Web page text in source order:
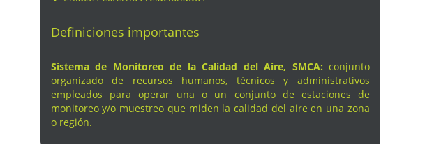
Definiciones importantes
Sistema de Monitoreo de la Calidad del Aire, SMCA: conjunto
organizado de recursos humanos, técnicos y administrativos
empleados para operar una o un conjunto de estaciones de
monitoreo y/o muestreo que miden la calidad del aire en una zona
o región.